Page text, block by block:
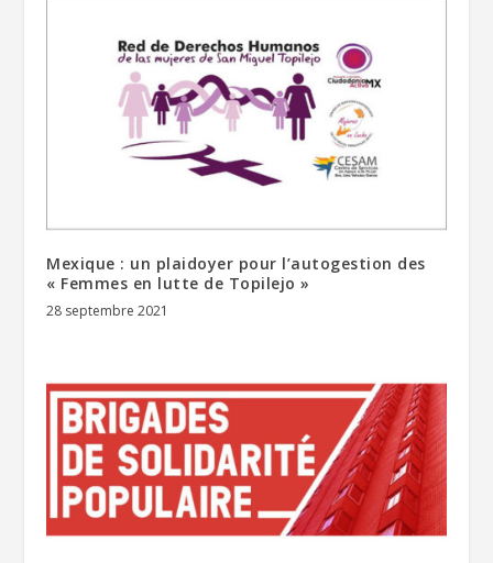
Mexique : un plaidoyer pour l’autogestion des
« Femmes en lutte de Topilejo »
28 septembre 2021